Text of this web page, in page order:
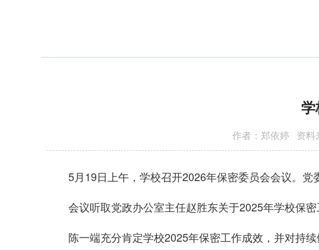
作者：郑依婷 资料
5月19日上午，学校召开2026年保密委员会会议。党
会议听取党政办公室主任赵胜东关于2025年学校保
陈一端充分肯定学校2025年保密工作成效，并对持